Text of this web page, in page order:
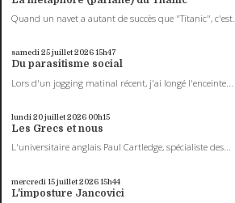
Quand un navet a autant de succès que "Titanic", c'est...
samedi 25juillet 202615h47
Du parasitisme social
Lors d'un jogging matinal récent, j'ai longé l'enceinte...
lundi 20juillet 2026 00h15
Les Grecs et nous
L'universitaire anglais Paul Cartledge, spécialiste des...
mercredi 15juillet 202615h44
L'imposture Jancovici